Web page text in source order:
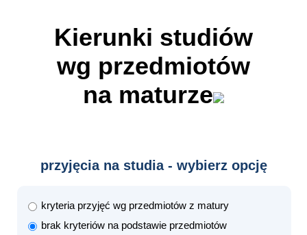
Kierunki studiów
wg przedmiotów
na maturze
przyjęcia na studia - wybierz opcję
kryteria przyjęć wg przedmiotów z matury
brak kryteriów na podstawie przedmiotów